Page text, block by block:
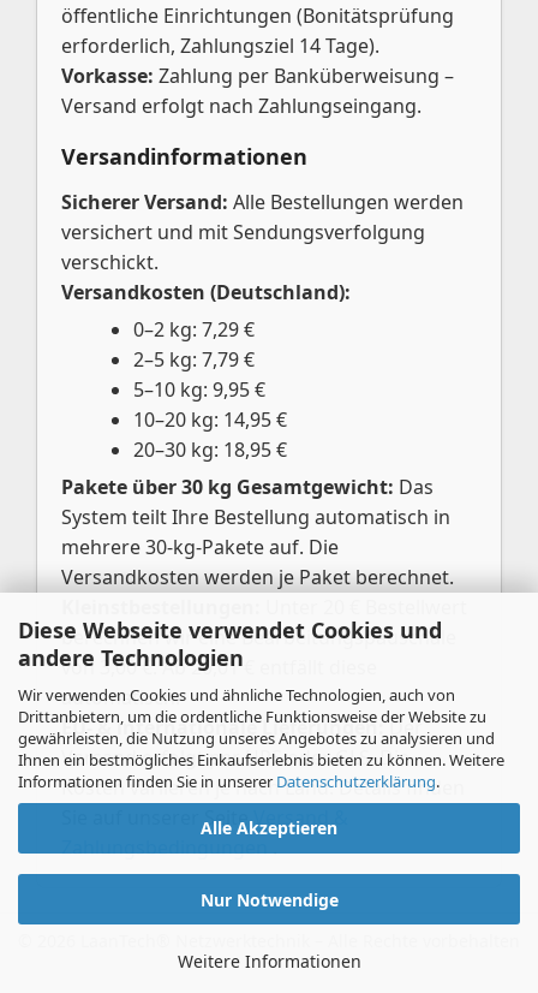
Diese Webseite verwendet Cookies und
andere Technologien
Wir verwenden Cookies und ähnliche Technologien, auch von
Drittanbietern, um die ordentliche Funktionsweise der Website zu
gewährleisten, die Nutzung unseres Angebotes zu analysieren und
Ihnen ein bestmögliches Einkaufserlebnis bieten zu können. Weitere
Informationen finden Sie in unserer Datenschutzerklärung.
Alle Akzeptieren
Nur Notwendige
Weitere Informationen
öffentliche Einrichtungen (Bonitätsprüfung
erforderlich, Zahlungsziel 14 Tage).
Vorkasse: Zahlung per Banküberweisung –
Versand erfolgt nach Zahlungseingang.
Versandinformationen
Sicherer Versand: Alle Bestellungen werden
versichert und mit Sendungsverfolgung
verschickt.
Versandkosten (Deutschland):
0–2 kg: 7,29 €
2–5 kg: 7,79 €
5–10 kg: 9,95 €
10–20 kg: 14,95 €
20–30 kg: 18,95 €
Pakete über 30 kg Gesamtgewicht: Das
System teilt Ihre Bestellung automatisch in
mehrere 30-kg-Pakete auf. Die
Versandkosten werden je Paket berechnet.
berechnen wir eine Bearbeitungspauschale
von 3,00 €. Ab 20,01 € entfällt diese
automatisch.
EU- & internationale Lieferungen:Der
Versand erfolgt per UPS oder GLS. Die
Kosten variieren je nach Land. Details finden
Sie auf unserer Seite Versand &
Zahlungsbedingungen.